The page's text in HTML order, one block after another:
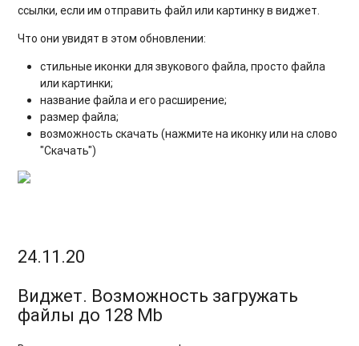
ссылки, если им отправить файл или картинку в виджет.
Что они увидят в этом обновлении:
стильные иконки для звукового файла, просто файла
или картинки;
название файла и его расширение;
размер файла;
возможность скачать (нажмите на иконку или на слово
"Скачать")
24.11.20
Виджет. Возможность загружать
файлы до 128 Мb